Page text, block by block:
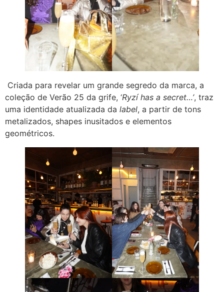
Criada para revelar um grande segredo da marca, a
coleção de Verão 25 da grife, ‘Ryzí has a secret…’, traz
uma identidade atualizada da label, a partir de tons
metalizados, shapes inusitados e elementos
geométricos.